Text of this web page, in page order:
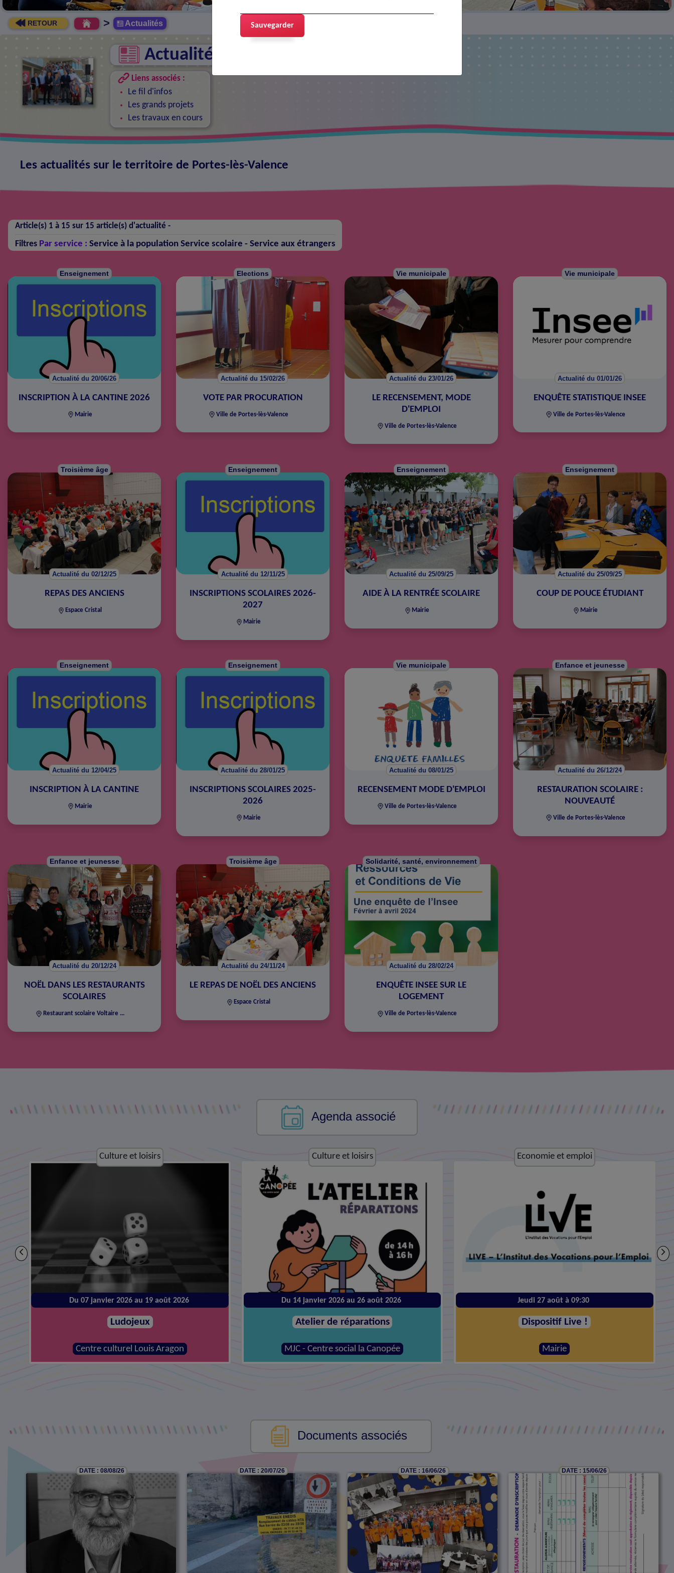
RETOUR > Actualités
Actualités
Liens associés :
Le fil d'infos
Les grands projets
Les travaux en cours
Les actualités sur le territoire de Portes-lès-Valence
Article(s) 1 à 15 sur 15 article(s) d'actualité -
Filtres Par service : Service à la population Service scolaire - Service aux étrangers
Enseignement
Actualité du 20/06/26
INSCRIPTION À LA CANTINE 2026
Mairie
Elections
Actualité du 15/02/26
VOTE PAR PROCURATION
Ville de Portes-lès-Valence
Vie municipale
Actualité du 23/01/26
LE RECENSEMENT, MODE
D'EMPLOI
Ville de Portes-lès-Valence
Vie municipale
Actualité du 01/01/26
ENQUÊTE STATISTIQUE INSEE
Ville de Portes-lès-Valence
Troisième âge
Actualité du 02/12/25
REPAS DES ANCIENS
Espace Cristal
Enseignement
Actualité du 12/11/25
INSCRIPTIONS SCOLAIRES 2026-
2027
Mairie
Enseignement
Actualité du 25/09/25
AIDE À LA RENTRÉE SCOLAIRE
Mairie
Enseignement
Actualité du 25/09/25
COUP DE POUCE ÉTUDIANT
Mairie
Enseignement
Actualité du 12/04/25
INSCRIPTION À LA CANTINE
Mairie
Enseignement
Actualité du 28/01/25
INSCRIPTIONS SCOLAIRES 2025-
2026
Mairie
Vie municipale
Actualité du 08/01/25
RECENSEMENT MODE D'EMPLOI
Ville de Portes-lès-Valence
Enfance et jeunesse
Actualité du 26/12/24
RESTAURATION SCOLAIRE :
NOUVEAUTÉ
Ville de Portes-lès-Valence
Enfance et jeunesse
Actualité du 20/12/24
NOËL DANS LES RESTAURANTS
SCOLAIRES
Restaurant scolaire Voltaire ...
Troisième âge
Actualité du 24/11/24
LE REPAS DE NOËL DES ANCIENS
Espace Cristal
Solidarité, santé, environnement
Actualité du 28/02/24
ENQUÊTE INSEE SUR LE
LOGEMENT
Ville de Portes-lès-Valence
Agenda associé
Culture et loisirs
Du 14 janvier 2026 au 26 août 2026
Atelier de réparations
MJC - Centre social la Canopée
Economie et emploi
Jeudi 27 août à 09:30
Dispositif Live !
Mairie
Culture et loisirs
Vendredi 28 août à 20:00
Le Plus Grand Before #10
Mairie
Documents associés
DATE : 08/08/26 DATE : 20/07/26 DATE : 16/06/26 DATE : 15/06/26
Sauvegarder